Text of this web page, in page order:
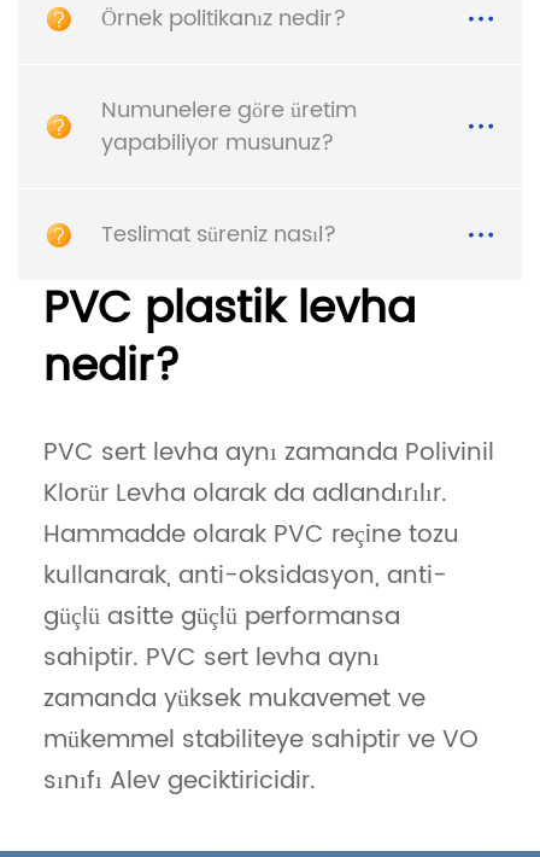
Örnek politikanız nedir?
Numunelere göre üretim
yapabiliyor musunuz?
Teslimat süreniz nasıl?
PVC plastik levha
nedir?
PVC sert levha aynı zamanda Polivinil
Klorür Levha olarak da adlandırılır.
Hammadde olarak PVC reçine tozu
kullanarak, anti-oksidasyon, anti-
güçlü asitte güçlü performansa
sahiptir. PVC sert levha aynı
zamanda yüksek mukavemet ve
mükemmel stabiliteye sahiptir ve VO
sınıfı Alev geciktiricidir.